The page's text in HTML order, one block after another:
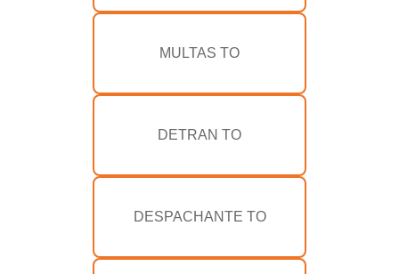
MULTAS TO
DETRAN TO
DESPACHANTE TO